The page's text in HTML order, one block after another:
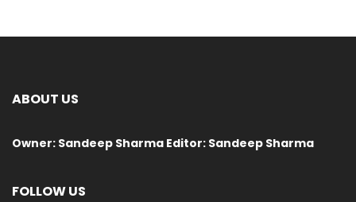
ABOUT US
Owner: Sandeep Sharma Editor: Sandeep Sharma
FOLLOW US